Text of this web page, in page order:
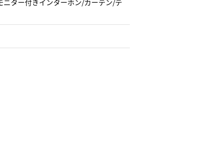
ター付きインターホン/カーテン/テ